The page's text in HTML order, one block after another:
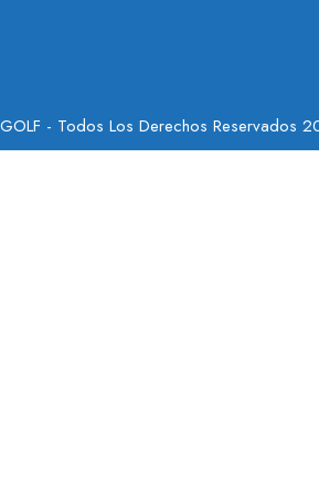
- Todos Los Derechos Reservados